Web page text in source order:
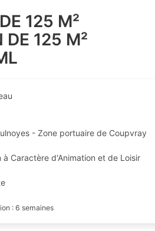
125 M²
DE 125 M²
- Zone portuaire de Coupvray
à Caractère d'Animation et de Loisir
: 6 semaines